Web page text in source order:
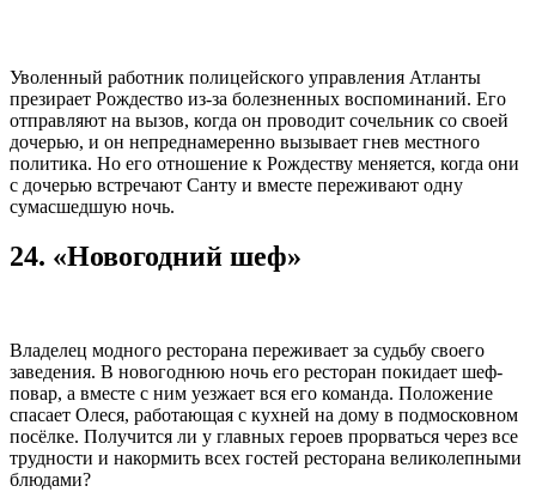
Уволенный работник полицейского управления Атланты
презирает Рождество из-за болезненных воспоминаний. Его
отправляют на вызов, когда он проводит сочельник со своей
дочерью, и он непреднамеренно вызывает гнев местного
политика. Но его отношение к Рождеству меняется, когда они
с дочерью встречают Санту и вместе переживают одну
сумасшедшую ночь.
24. «Новогодний шеф»
Владелец модного ресторана переживает за судьбу своего
заведения. В новогоднюю ночь его ресторан покидает шеф-
повар, а вместе с ним уезжает вся его команда. Положение
спасает Олеся, работающая с кухней на дому в подмосковном
посёлке. Получится ли у главных героев прорваться через все
трудности и накормить всех гостей ресторана великолепными
блюдами?